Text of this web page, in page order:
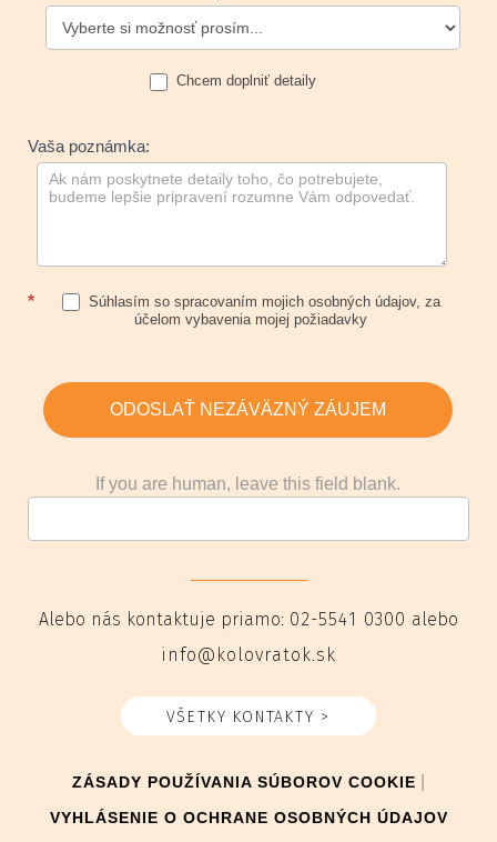
Chcem doplniť detaily
Vaša poznámka:
*
Súhlasím so spracovaním mojich osobných údajov, za
účelom vybavenia mojej požiadavky
ODOSLAŤ NEZÁVÄZNÝ ZÁUJEM
If you are human, leave this field blank.
Alebo nás kontaktuje priamo: 02-5541 0300 alebo
info@kolovratok.sk
VŠETKY KONTAKTY >
ZÁSADY POUŽÍVANIA SÚBOROV COOKIE
VYHLÁSENIE O OCHRANE OSOBNÝCH ÚDAJOV